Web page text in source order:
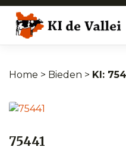
Home > Bieden >
75441